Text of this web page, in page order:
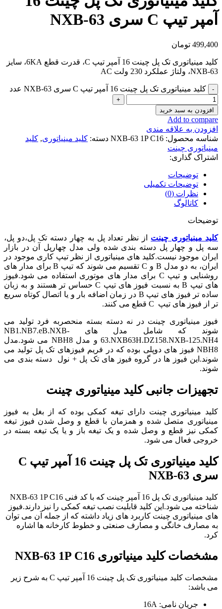
آمپر تیپ C سری NXB-63
499,400 تومان
کلید مینیاتوری تک پل چینت 16 آمپر تیپ C، قدرت قطع 6KA، سایز
NXB-63، ولتاژ عملکرد 230 ولت AC
کلید مینیاتوری تک پل چینت 16 آمپر تیپ C سری NXB-63 عدد
افزودن به سبد خرید
Add to compare
افزودن به علاقه مندی
شناسه محصول: NXB-63 1P C16 دسته: کلید مینیاتوری, کلید
مینیاتوری چینت
اشتراک گذاری:
توضیحات
توضیحات تکمیلی
نظرات (0)
کاتالوگ
توضیحات
کلید مینیاتوری چینت از نظر تعداد پل به چهار دسته تک پل،دو پل،
سه پل و چهار پل دسته بندی شده ولی مدل چهارپل آن در بازار
ایران موجود نیست.کلید های مینیاتوری از نظر تیپ کاری موجود در
ایران، به دو مدل B و C تقسیم می شوند که تیپ B برای مدار های
روشنایی و تیپ C برای مدار های موتوری استفاده می شود.فیوز
های تیپ B به نسبت فیوز های تیپ C حساس تر هستند و به زبان
ساده تر فیوز های تیپ B در زمان اضافه بار و یا اتصال کوتاه سریع
تر از فیوز های تیپ C قطع می کنند.
فیوز مینیاتوری چینت در نه دسته بسته منحصربه فرد تولید می
شوند که شامل مدل های NB1.NB7.eB.NXB-
63.NXB63H.DZ158.NXB-125.NH4 و مدل NBH8 می شود.مدل
NBH8 فیوز های دوپلی بوده که در فریم فیوزهای تک پل تولید می
شوند.این فیوز ها در گروه فیوز های تک پل + نول دسته بندی می
شوند.
تجهیزات جانبی کلید مینیاتوری چینت
کلید مینیاتوری چینت دارای تیغه کمکی بوده که از بغل به فیوز
مینیاتوری متصل شده و همزمان با قطع و وصل شدن فیوز تیغه
کمکی نیز قطع و وصل شده و یک تیغه باز و یا یک تیغه بسته در
خروجی فعال می شود.
کلید مینیاتوری تک پل چینت 16 آمپر تیپ C
سری NXB-63
کلید مینیاتوری تک پل 16 آمپر چینت که با کد فنی NXB-63 1P C16
شناخته می شود.این کلید قابلیت نصب تیغه کمکی را نیز دارند.فیوز
های مینیاتوری چینت کاربرد های زیاد داشته که از جمله آن می توان
به مصارف خانگی و مصارف صنعتی و خطوط کارخانه ها اشاره
کرد.
مشخصاتکلید مینیاتوری NXB-63 1P C16
مشخصات کلید مینیاتوری تک پل چینت 16 آمپر تیپ C به شرح زیر
می باشد:
جریان نامی: 16A